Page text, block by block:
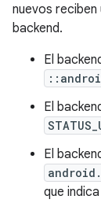
nuevos reciben
backend.
El
El
El
que